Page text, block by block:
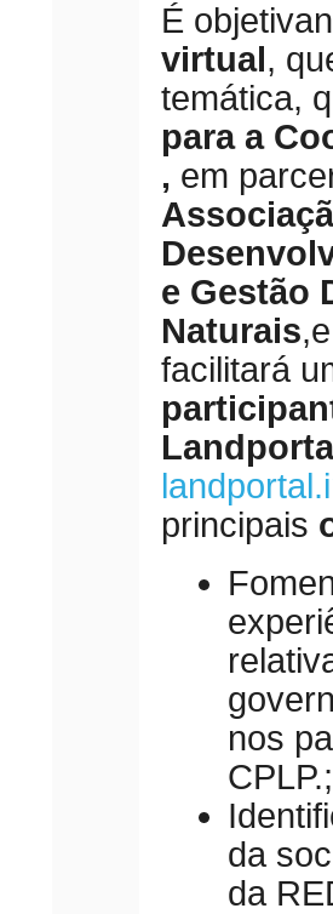
É
virtual,
temática,
para a
, em
e Gestão
Naturais
facilitará
principais
nos
CPLP.;
da
da